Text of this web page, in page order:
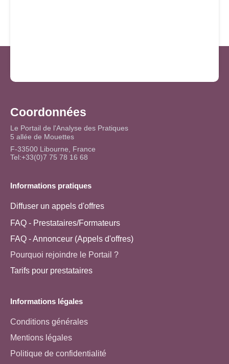
Coordonnées
Le Portail de l'Analyse des Pratiques
5 allée de Mouettes
F-33500 Libourne, France
Tel:+33(0)7 75 78 16 68
Informations pratiques
Diffuser un appels d'offres
FAQ - Prestataires/Formateurs
FAQ - Annonceur (Appels d'offres)
Pourquoi rejoindre le Portail ?
Tarifs pour prestataires
Informations légales
Conditions générales
Mentions légales
Politique de confidentialité